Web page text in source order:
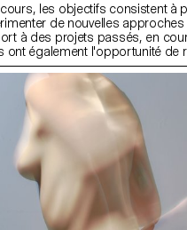
les objectifs consistent à
de nouvelles approches
à des projets passés, en
ont également l'opportunité de
sujets qui n'ont pas atteint leur
la technique ou la
des idées, perfectionner des
non finalisés tout en les
corpus d'images plus
de ce processus, qu'il
d'un projet, de revisiter
ou de surmonter les
de confiance en soi ou de
aux étudiants de se
et d'atteindre le meilleur